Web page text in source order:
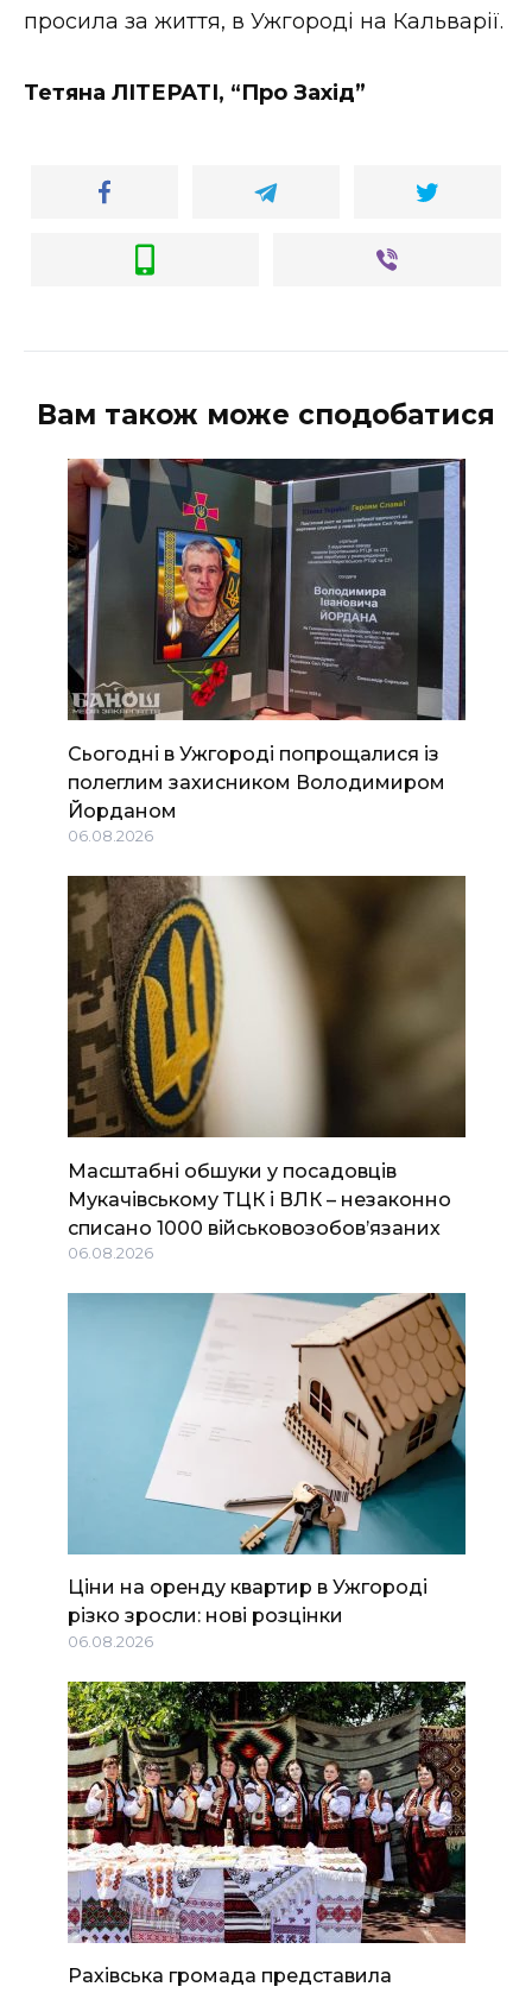
просила за життя, в Ужгороді на Кальварії.
Тетяна ЛІТЕРАТІ, “Про Захід”
Вам також може сподобатися
Сьогодні в Ужгороді попрощалися із
полеглим захисником Володимиром
Йорданом
06.08.2026
Масштабні обшуки у посадовців
Мукачівському ТЦК і ВЛК – незаконно
списано 1000 військовозобов’язаних
06.08.2026
Ціни на оренду квартир в Ужгороді
різко зросли: нові розцінки
06.08.2026
Рахівська громада представила